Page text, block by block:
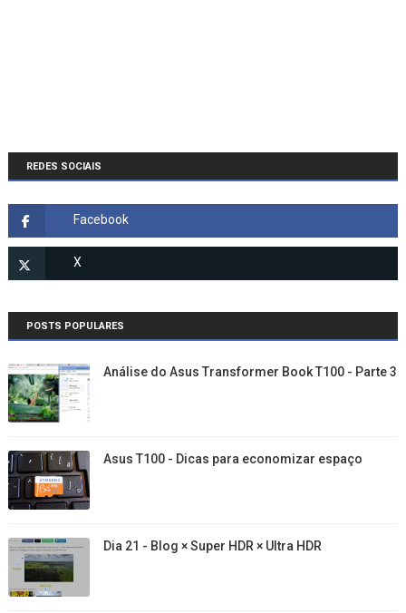
REDES SOCIAIS
POSTS POPULARES
Análise do Asus Transformer Book T100 - Parte 3
Asus T100 - Dicas para economizar espaço
Dia 21 - Blog × Super HDR × Ultra HDR